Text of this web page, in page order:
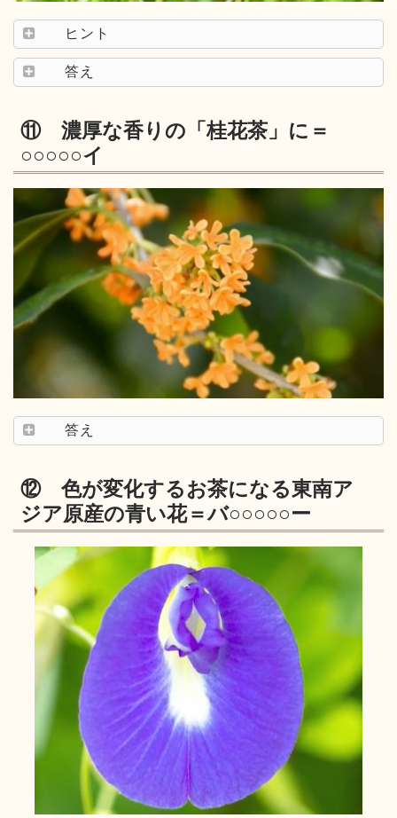
ヒント
答え
⑪ 濃厚な香りの「桂花茶」に＝
○○○○○イ
答え
⑫ 色が変化するお茶になる東南ア
ジア原産の青い花＝バ○○○○○ー